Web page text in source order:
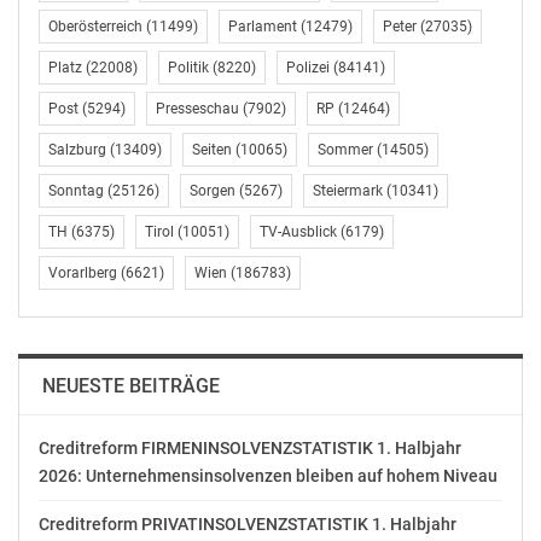
Der österreichische Wäschekonzern Palmers ist auf
Wachstumskurs hin zu einer internationalen Fashion-
Marke. Mit über 300 nationalen und internationalen
Geschäften ist das Unternehmen fester Bestandteil
vieler Shoppingmalls und Einkaufsstraßen. Auch im
Messepark Dornbirn bietet das Unternehmen seit der
Eröffnung am 19. März 1987 in seinem Geschäft ein
umfangreiches Sortiment an Dessous, Bademode und
Strumpfware an. „Dornbirn ist für uns aufgrund seiner
Lage ein wichtiger Standort. Die Nähe zu Deutschland,
– verführerische Wäsche mit hohem Tragekomfort und
besonders hochwertiger Qualität. Mit dem
und Kunden ansprechen und von unseren Produkten
überzeugen“, ist CEO Marc Wieser überzeugt.
Oberösterreich (11499) Parlament (12479) Peter (27035)
Platz (22008) Politik (8220) Polizei (84141)
Post (5294) Presseschau (7902) RP (12464)
Salzburg (13409) Seiten (10065) Sommer (14505)
Sonntag (25126) Sorgen (5267) Steiermark (10341)
TH (6375) Tirol (10051) TV-Ausblick (6179)
Vorarlberg (6621) Wien (186783)
NEUESTE BEITRÄGE
Creditreform FIRMENINSOLVENZSTATISTIK 1. Halbjahr
2026: Unternehmensinsolvenzen bleiben auf hohem Niveau
Creditreform PRIVATINSOLVENZSTATISTIK 1. Halbjahr